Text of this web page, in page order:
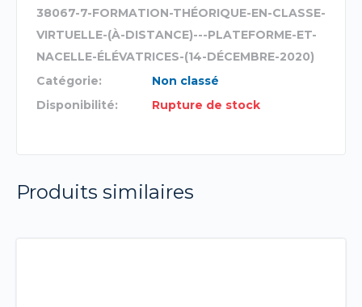
38067-7-FORMATION-THÉORIQUE-EN-CLASSE-
VIRTUELLE-(À-DISTANCE)---PLATEFORME-ET-
NACELLE-ÉLÉVATRICES-(14-DÉCEMBRE-2020)
Catégorie:
Non classé
Disponibilité:
Rupture de stock
Produits similaires